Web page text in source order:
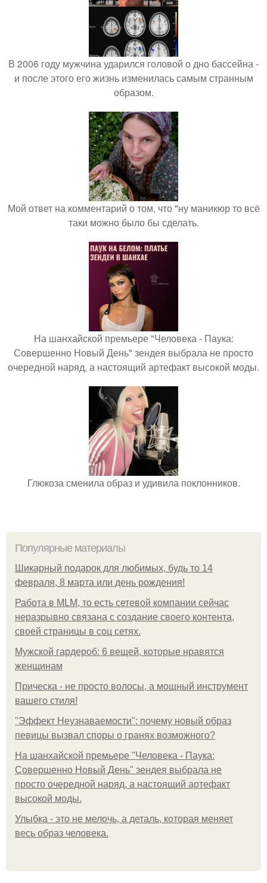
В 2006 году мужчина ударился головой о дно бассейна -
и после этого его жизнь изменилась самым странным
образом.
Мой ответ на комментарий о том, что "ну маникюр то всё
таки можно было бы сделать.
На шанхайской премьере "Человека - Паука:
Совершенно Новый День" зендея выбрала не просто
очередной наряд, а настоящий артефакт высокой моды.
Глюкоза сменила образ и удивила поклонников.
Популярные материалы
Шикарный подарок для любимых, будь то 14
февраля, 8 марта или день рождения!
Работа в MLM, то есть сетевой компании сейчас
неразрывно связана с создание своего контента,
своей страницы в соц сетях.
Мужской гардероб: 6 вещей, которые нравятся
женщинам
Прическа - не просто волосы, а мощный инструмент
вашего стиля!
"Эффект Неузнаваемости": почему новый образ
певицы вызвал споры о гранях возможного?
На шанхайской премьере "Человека - Паука:
Совершенно Новый День" зендея выбрала не
просто очередной наряд, а настоящий артефакт
высокой моды.
Улыбка - это не мелочь, а деталь, которая меняет
весь образ человека.